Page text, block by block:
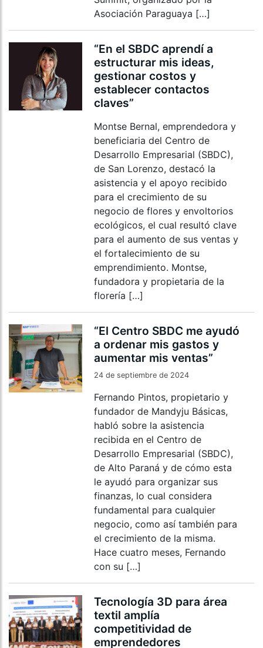
Asociación Paraguaya […]
“En el SBDC aprendí a
estructurar mis ideas,
gestionar costos y
establecer contactos
claves”
Montse Bernal, emprendedora y
beneficiaria del Centro de
Desarrollo Empresarial (SBDC),
de San Lorenzo, destacó la
asistencia y el apoyo recibido
para el crecimiento de su
negocio de flores y envoltorios
ecológicos, el cual resultó clave
para el aumento de sus ventas y
el fortalecimiento de su
emprendimiento. Montse,
fundadora y propietaria de la
florería […]
“El Centro SBDC me ayudó
a ordenar mis gastos y
aumentar mis ventas”
24 de septiembre de 2024
Fernando Pintos, propietario y
fundador de Mandyju Básicas,
habló sobre la asistencia
recibida en el Centro de
Desarrollo Empresarial (SBDC),
de Alto Paraná y de cómo esta
le ayudó para organizar sus
finanzas, lo cual considera
fundamental para cualquier
negocio, como así también para
el crecimiento de la misma.
Hace cuatro meses, Fernando
con su […]
Tecnología 3D para área
textil amplía
competitividad de
emprendedores